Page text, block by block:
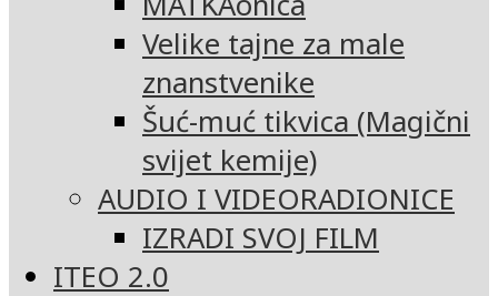
Velike tajne za male
znanstvenike
Šuć-muć tikvica (Magični
svijet kemije)
AUDIO I VIDEORADIONICE
IZRADI SVOJ FILM
ITEO 2.0